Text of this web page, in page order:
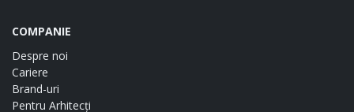
COMPANIE
Despre noi
Cariere
Brand-uri
Pentru Arhitecți